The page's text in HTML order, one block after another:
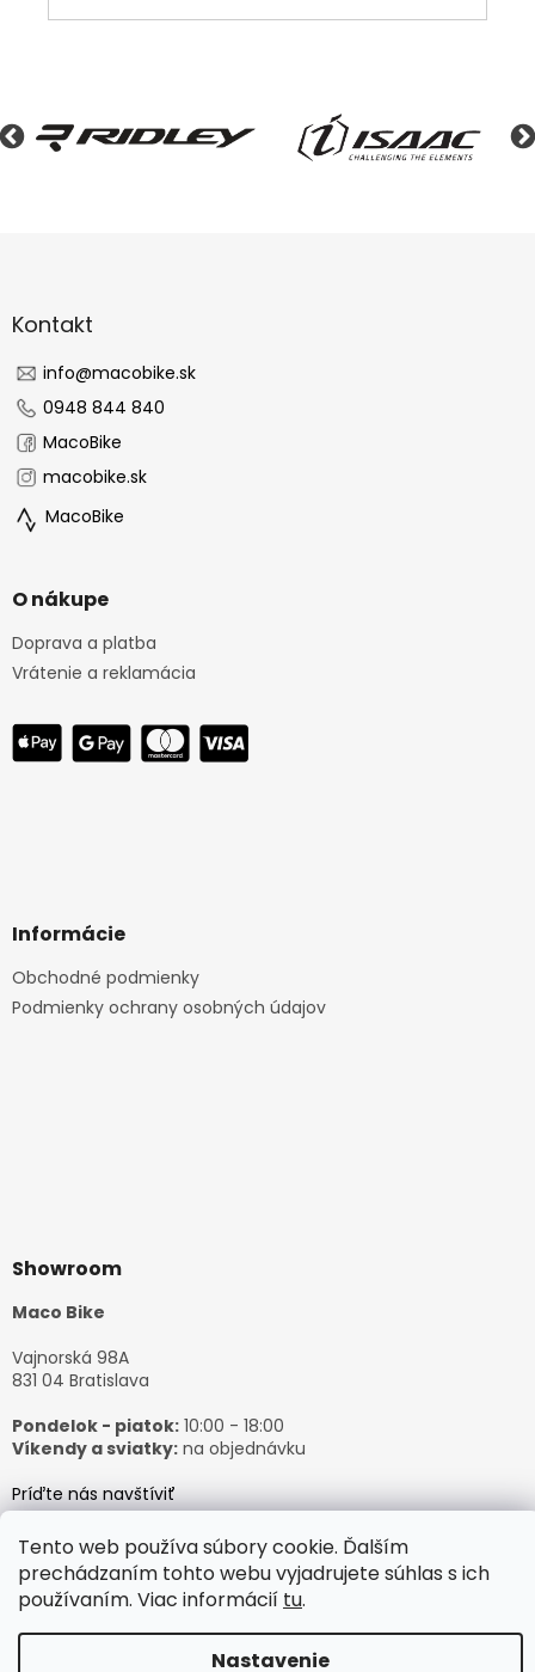
Tento web používa súbory cookie. Ďalším
prechádzaním tohto webu vyjadrujete súhlas s ich
používaním. Viac informácií tu.
Nastavenie
äKontakt
info@macobike.sk
0948 844 840
MacoBike
macobike.sk
MacoBike
O nákupe
Doprava a platba
Vrátenie a reklamácia
Informácie
Obchodné podmienky
Podmienky ochrany osobných údajov
Showroom
Maco Bike
Vajnorská 98A
831 04 Bratislava
Pondelok - piatok: 10:00 - 18:00
Víkendy a sviatky: na objednávku
Príďte nás navštíviť